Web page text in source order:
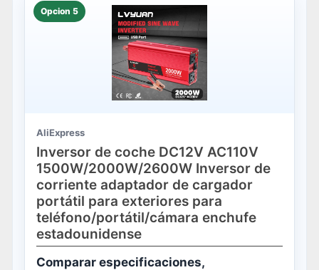
Opcion 5
AliExpress
Inversor de coche DC12V AC110V
1500W/2000W/2600W Inversor de
corriente adaptador de cargador
portátil para exteriores para
teléfono/portátil/cámara enchufe
estadounidense
Comparar especificaciones,